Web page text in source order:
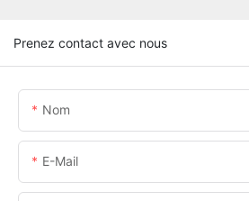
Prenez contact avec nous
Nom
E-Mail